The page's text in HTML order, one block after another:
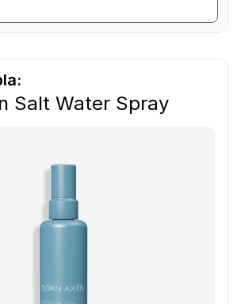
Salt Water Spray